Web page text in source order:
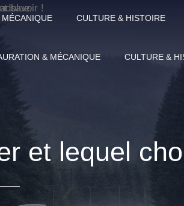
CULTURE & HISTOIRE
& MÉCANIQUE CULTURE &
et lequel